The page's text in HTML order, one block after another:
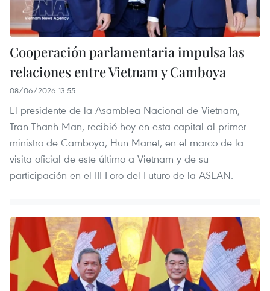
Cooperación parlamentaria impulsa las
relaciones entre Vietnam y Camboya
08/06/2026 13:55
El presidente de la Asamblea Nacional de Vietnam,
Tran Thanh Man, recibió hoy en esta capital al primer
ministro de Camboya, Hun Manet, en el marco de la
visita oficial de este último a Vietnam y de su
participación en el III Foro del Futuro de la ASEAN.